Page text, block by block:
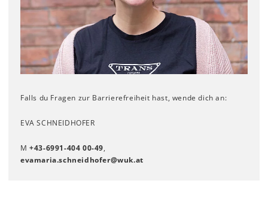
Falls du Fragen zur Barrierefreiheit hast, wende dich an:
EVA SCHNEIDHOFER
M+43-6991-404 00-49,
evamaria.schneidhofer@wuk.at